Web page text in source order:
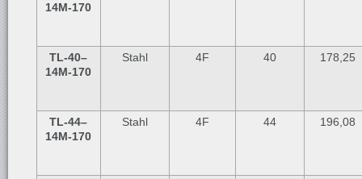
14M-170
TL-40–
14M-170
Stahl 4F 40 178,25
TL-44–
14M-170
Stahl 4F 44 196,08